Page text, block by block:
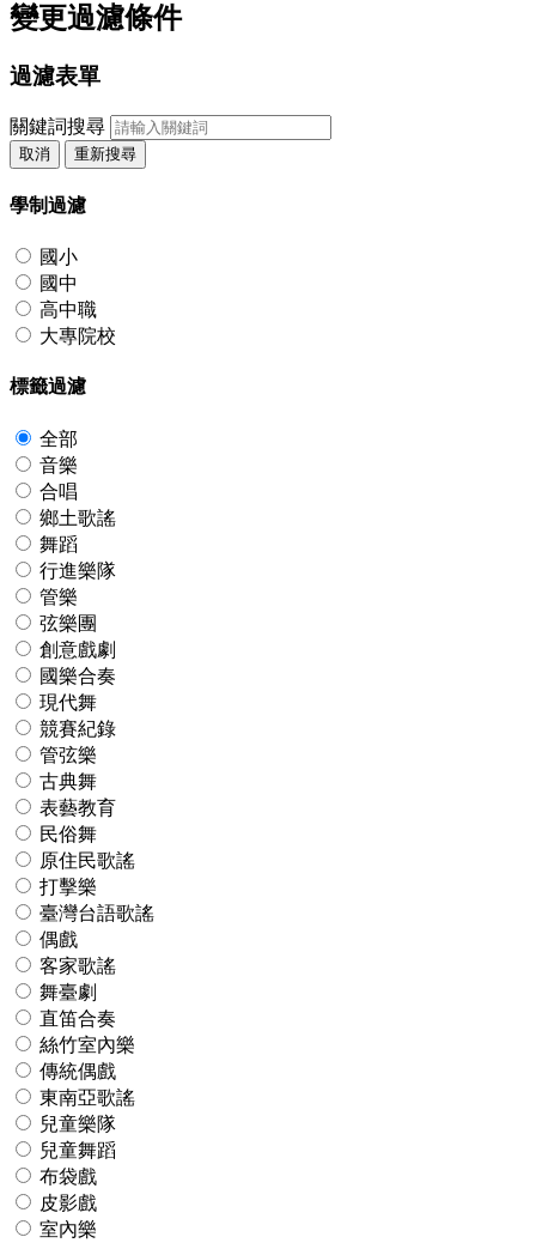
變更過濾條件
過濾表單
關鍵詞搜尋
取消 重新搜尋
學制過濾
國小
國中
高中職
大專院校
標籤過濾
全部
音樂
合唱
鄉土歌謠
舞蹈
行進樂隊
管樂
弦樂團
創意戲劇
國樂合奏
現代舞
競賽紀錄
管弦樂
古典舞
表藝教育
民俗舞
原住民歌謠
打擊樂
臺灣台語歌謠
偶戲
客家歌謠
舞臺劇
直笛合奏
絲竹室內樂
傳統偶戲
東南亞歌謠
兒童樂隊
兒童舞蹈
布袋戲
皮影戲
室內樂